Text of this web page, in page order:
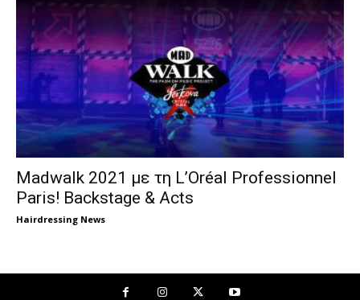
Madwalk 2021 με τη L’Oréal Professionnel
Paris! Backstage & Acts
Hairdressing News